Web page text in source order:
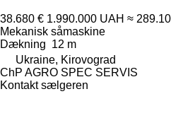
38.680 € 1.990.000 UAH ≈
Mekanisk såmaskine
Dækning 12 m
Ukraine, Kirovograd
ChP AGRO SPEC SERVIS
Kontakt sælgeren